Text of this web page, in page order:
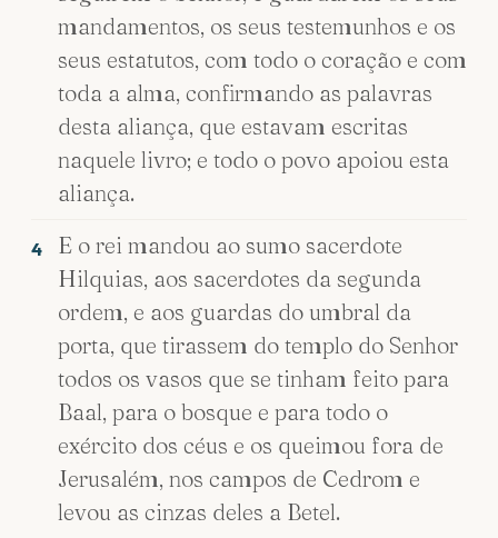
mandamentos, os seus testemunhos e os
seus estatutos, com todo o coração e com
toda a alma, confirmando as palavras
desta aliança, que estavam escritas
naquele livro; e todo o povo apoiou esta
aliança.
4
E o rei mandou ao sumo sacerdote
Hilquias, aos sacerdotes da segunda
ordem, e aos guardas do umbral da
porta, que tirassem do templo do Senhor
todos os vasos que se tinham feito para
Baal, para o bosque e para todo o
exército dos céus e os queimou fora de
Jerusalém, nos campos de Cedrom e
levou as cinzas deles a Betel.